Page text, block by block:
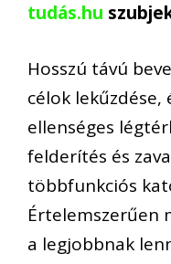
tudás.hu
Hosszú távú
célok lekűzdése,
ellenséges
felderítés és
többfunkciós
Értelemszerűen
a legjobbnak